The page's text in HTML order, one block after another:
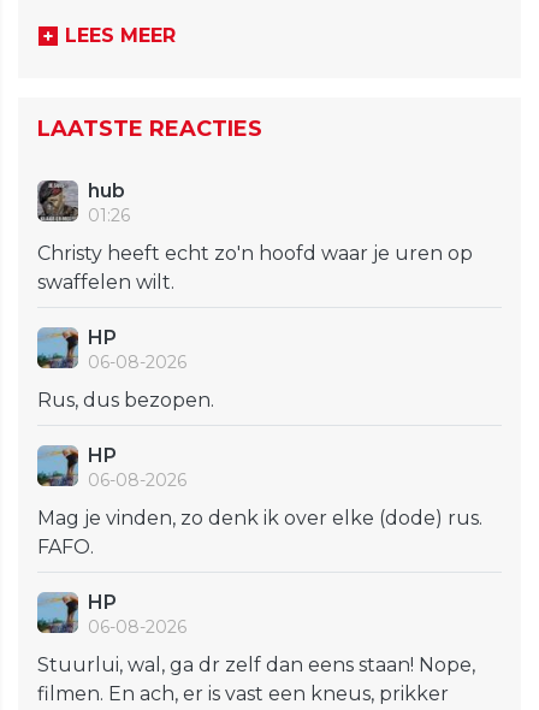
LEES MEER
LAATSTE REACTIES
hub
01:26
Christy heeft echt zo'n hoofd waar je uren op
swaffelen wilt.
HP
06-08-2026
Rus, dus bezopen.
HP
06-08-2026
Mag je vinden, zo denk ik over elke (dode) rus.
FAFO.
HP
06-08-2026
Stuurlui, wal, ga dr zelf dan eens staan! Nope,
filmen. En ach, er is vast een kneus, prikker